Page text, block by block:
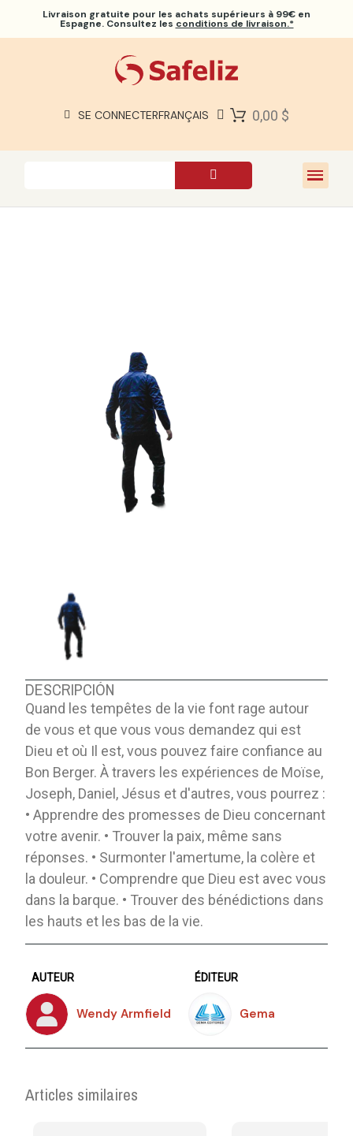
Livraison gratuite pour les achats supérieurs à 99€ en
Espagne. Consultez les conditions de livraison.*
SE CONNECTERFRANÇAIS 0,00 $
À PROPOS DE NOUS
DESCRIPCIÓN
Quand les tempêtes de la vie font rage autour
de vous et que vous vous demandez qui est
Dieu et où Il est, vous pouvez faire confiance au
Bon Berger. À travers les expériences de Moïse,
Joseph, Daniel, Jésus et d'autres, vous pourrez :
• Apprendre des promesses de Dieu concernant
votre avenir. • Trouver la paix, même sans
réponses. • Surmonter l'amertume, la colère et
la douleur. • Comprendre que Dieu est avec vous
dans la barque. • Trouver des bénédictions dans
les hauts et les bas de la vie.
AUTEUR
Wendy Armfield
ÉDITEUR
Gema
Articles similaires